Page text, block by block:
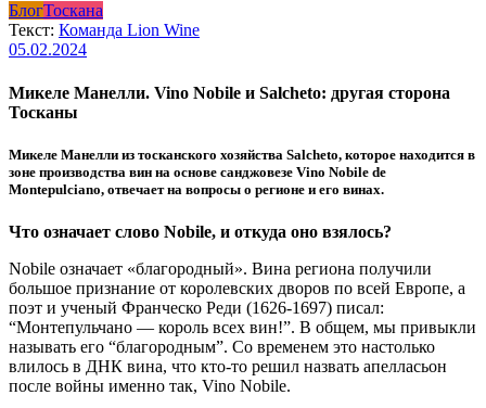
БлогТоскана
Текст: Команда Lion Wine
05.02.2024
Микеле Манелли. Vino Nobile и Salcheto: другая сторона
Тосканы
Микеле Манелли из тосканского хозяйства Salcheto, которое находится в
зоне производства вин на основе санджовезе Vino Nobile de
Montepulciano, отвечает на вопросы о регионе и его винах.
Что означает слово Nobile, и откуда оно взялось?
Nobile означает «благородный». Вина региона получили
большое признание от королевских дворов по всей Европе, а
поэт и ученый Франческо Реди (1626-1697) писал:
“Монтепульчано — король всех вин!”. В общем, мы привыкли
называть его “благородным”. Со временем это настолько
влилось в ДНК вина, что кто-то решил назвать апелласьон
после войны именно так, Vino Nobile.